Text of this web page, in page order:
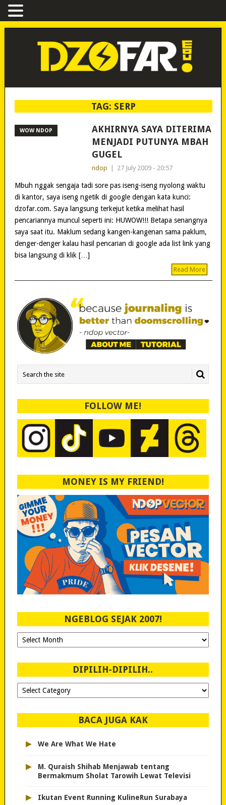
TAG: SERP
WOW NDOP
AKHIRNYA SAYA DITERIMA
MENJADI PUTUNYA MBAH
GUGEL
ndop 27 July 2009 - 20:57
Mbuh nggak sengaja tadi sore pas iseng-iseng nyolong waktu
di kantor, saya iseng ngetik di google dengan kata kunci:
dzofar.com. Saya langsung terkejut ketika melihat hasil
pencariannya muncul seperti ini: HUWOW!!! Betapa senangnya
saya saat itu. Maklum sedang kangen-kangenan sama paklum,
denger-denger kalau hasil pencarian di google ada list link yang
bisa langsung di klik […]
Read More
FOLLOW ME!
MONEY IS MY FRIEND!
NGEBLOG SEJAK 2007!
Ngeblog
Sejak
DIPILIH-DIPILIH..
Dipilih-
dipilih..
BACA JUGA KAK
▸ We Are What We Hate
▸
M. Quraish Shihab Menjawab tentang
Bermakmum Sholat Tarowih Lewat Televisi
▸ Ikutan Event Running KulineRun Surabaya